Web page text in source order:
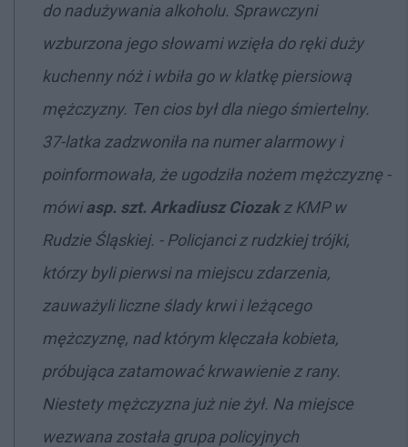
do nadużywania alkoholu. Sprawczyni
wzburzona jego słowami wzięła do ręki duży
kuchenny nóż i wbiła go w klatkę piersiową
mężczyzny. Ten cios był dla niego śmiertelny.
37-latka zadzwoniła na numer alarmowy i
poinformowała, że ugodziła nożem mężczyznę -
mówiasp. szt. Arkadiusz Ciozakz KMP w
Rudzie Śląskiej. - Policjanci z rudzkiej trójki,
którzy byli pierwsi na miejscu zdarzenia,
zauważyli liczne ślady krwi i leżącego
mężczyznę, nad którym klęczała kobieta,
próbująca zatamować krwawienie z rany.
Niestety mężczyzna już nie żył. Na miejsce
wezwana została grupa policyjnych